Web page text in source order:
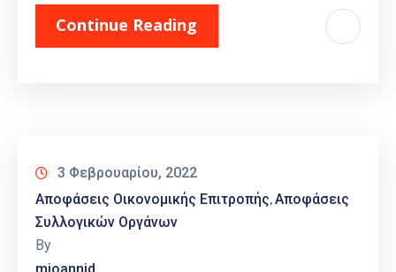
Continue Reading
3 Φεβρουαρίου, 2022
Αποφάσεις Οικονομικής Επιτροπής‚Αποφάσεις
Συλλογικών Οργάνων
By